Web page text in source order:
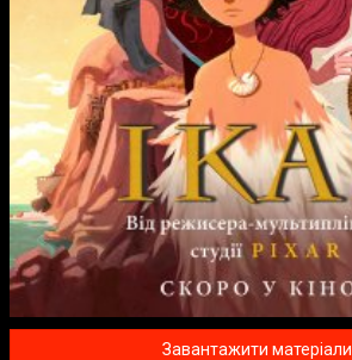
Завантажити матеріали